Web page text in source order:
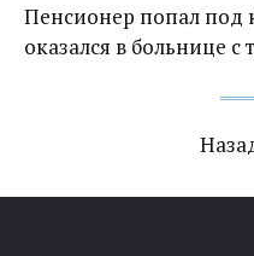
Пенсионер попал под
оказался в больнице с
записям